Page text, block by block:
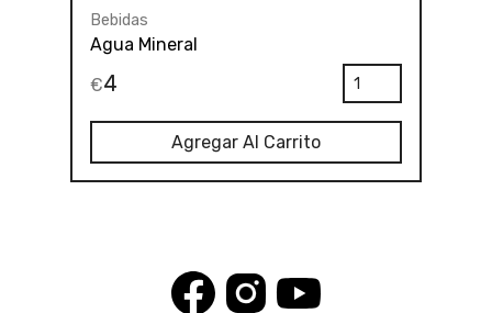
Bebidas
Agua Mineral
€4
Agregar Al Carrito